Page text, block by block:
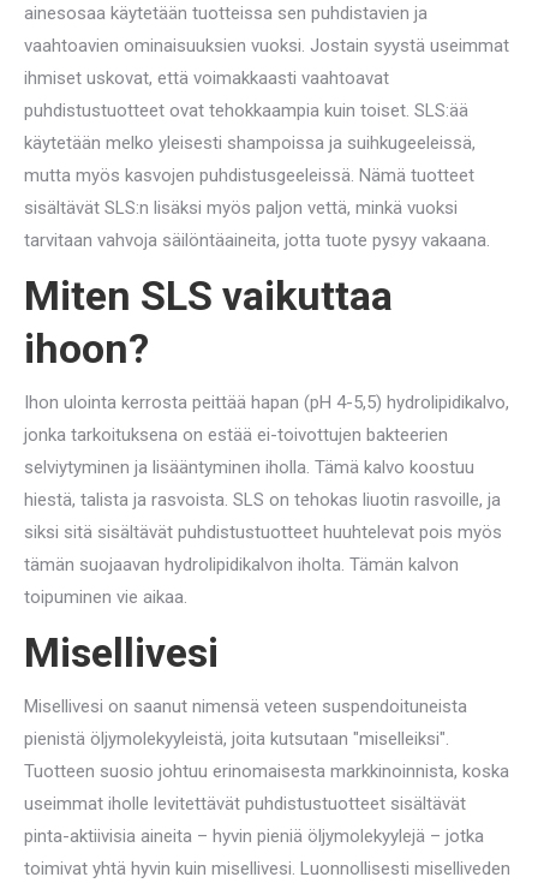
ainesosaa käytetään tuotteissa sen puhdistavien ja
vaahtoavien ominaisuuksien vuoksi. Jostain syystä useimmat
ihmiset uskovat, että voimakkaasti vaahtoavat
puhdistustuotteet ovat tehokkaampia kuin toiset. SLS:ää
käytetään melko yleisesti shampoissa ja suihkugeeleissä,
mutta myös kasvojen puhdistusgeeleissä. Nämä tuotteet
sisältävät SLS:n lisäksi myös paljon vettä, minkä vuoksi
tarvitaan vahvoja säilöntäaineita, jotta tuote pysyy vakaana.
Miten SLS vaikuttaa
ihoon?
Ihon ulointa kerrosta peittää hapan (pH 4-5,5) hydrolipidikalvo,
jonka tarkoituksena on estää ei-toivottujen bakteerien
selviytyminen ja lisääntyminen iholla. Tämä kalvo koostuu
hiestä, talista ja rasvoista. SLS on tehokas liuotin rasvoille, ja
siksi sitä sisältävät puhdistustuotteet huuhtelevat pois myös
tämän suojaavan hydrolipidikalvon iholta. Tämän kalvon
toipuminen vie aikaa.
Misellivesi
Misellivesi on saanut nimensä veteen suspendoituneista
pienistä öljymolekyyleistä, joita kutsutaan "miselleiksi".
Tuotteen suosio johtuu erinomaisesta markkinoinnista, koska
useimmat iholle levitettävät puhdistustuotteet sisältävät
pinta-aktiivisia aineita – hyvin pieniä öljymolekyylejä – jotka
toimivat yhtä hyvin kuin misellivesi. Luonnollisesti miselliveden